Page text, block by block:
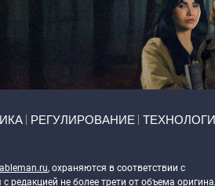
РЕГУЛИРОВАНИЕ
, охраняются в соответствии с
редакцией не более трети от объема